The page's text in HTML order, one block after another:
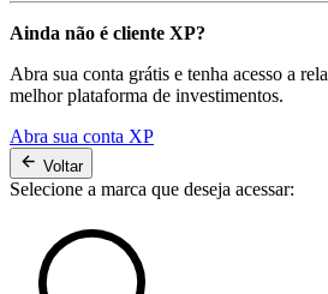
Ainda não é cliente XP?
Abra sua conta grátis e tenha acesso a
melhor plataforma de investimentos.
Abra sua conta XP
Voltar
Selecione a marca que deseja acessar: